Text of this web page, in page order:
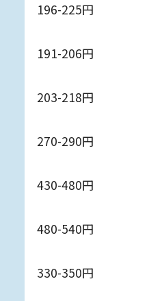
196-225円
191-206円
203-218円
270-290円
430-480円
480-540円
330-350円